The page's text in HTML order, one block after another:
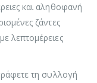
και αληθοφανή
ζάντες
λεπτομέρειες
τη συλλογή